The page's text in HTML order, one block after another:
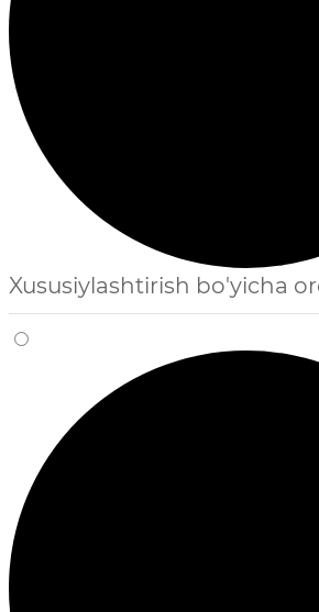
Xususiylashtirish bo'yicha